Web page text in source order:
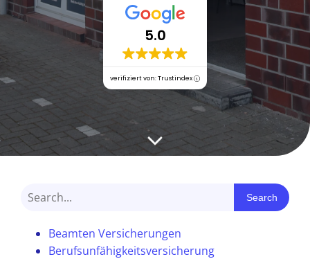
5.0
verifiziert von: Trustindex
Search
Beamten Versicherungen
Berufsunfähigkeitsversicherung